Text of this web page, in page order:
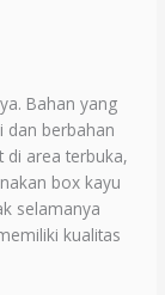
Bahan yang
dan berbahan
di area terbuka,
box kayu
selamanya
kualitas